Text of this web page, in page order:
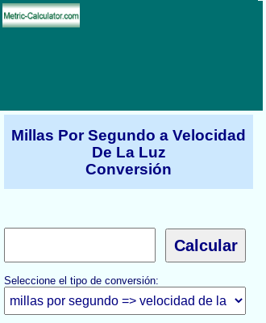
Millas Por Segundo a Velocidad
De La Luz
Conversión
Seleccione el tipo de conversión: